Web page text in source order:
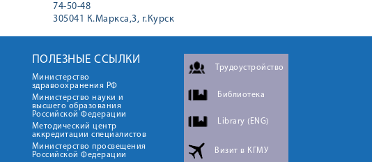
74-50-48
305041 К.Маркса,3, г.Курск
ПОЛЕЗНЫЕ ССЫЛКИ
Министерство
здравоохранения РФ
Министерство науки и
высшего образования
Российской Федерации
Методический центр
аккредитации специалистов
Министерство просвещения
Российской Федерации
Трудоустройство
Библиотека
Library (ENG)
Визит в КГМУ